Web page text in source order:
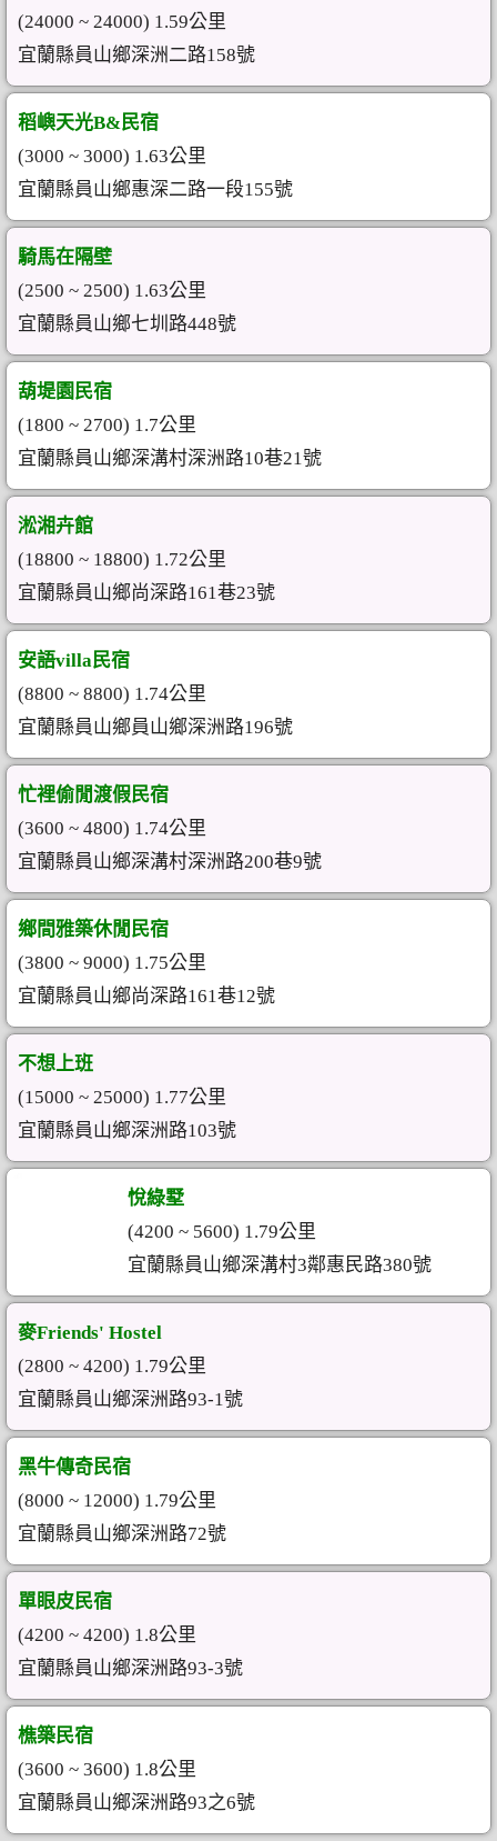
(24000 ~ 24000) 1.59公里
宜蘭縣員山鄉深洲二路158號
稻嶼天光B&民宿
(3000 ~ 3000) 1.63公里
宜蘭縣員山鄉惠深二路一段155號
騎馬在隔壁
(2500 ~ 2500) 1.63公里
宜蘭縣員山鄉七圳路448號
葫堤園民宿
(1800 ~ 2700) 1.7公里
宜蘭縣員山鄉深溝村深洲路10巷21號
淞湘卉館
(18800 ~ 18800) 1.72公里
宜蘭縣員山鄉尚深路161巷23號
安語villa民宿
(8800 ~ 8800) 1.74公里
宜蘭縣員山鄉員山鄉深洲路196號
忙裡偷閒渡假民宿
(3600 ~ 4800) 1.74公里
宜蘭縣員山鄉深溝村深洲路200巷9號
鄉間雅築休閒民宿
(3800 ~ 9000) 1.75公里
宜蘭縣員山鄉尚深路161巷12號
不想上班
(15000 ~ 25000) 1.77公里
宜蘭縣員山鄉深洲路103號
悅綠墅
(4200 ~ 5600) 1.79公里
宜蘭縣員山鄉深溝村3鄰惠民路380號
麥Friends' Hostel
(2800 ~ 4200) 1.79公里
宜蘭縣員山鄉深洲路93-1號
黑牛傳奇民宿
(8000 ~ 12000) 1.79公里
宜蘭縣員山鄉深洲路72號
單眼皮民宿
(4200 ~ 4200) 1.8公里
宜蘭縣員山鄉深洲路93-3號
樵築民宿
(3600 ~ 3600) 1.8公里
宜蘭縣員山鄉深洲路93之6號